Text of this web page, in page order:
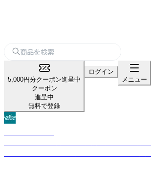
5,000円分クーポン進呈中
クーポン
進呈中
無料で登録
ログイン
メニュー